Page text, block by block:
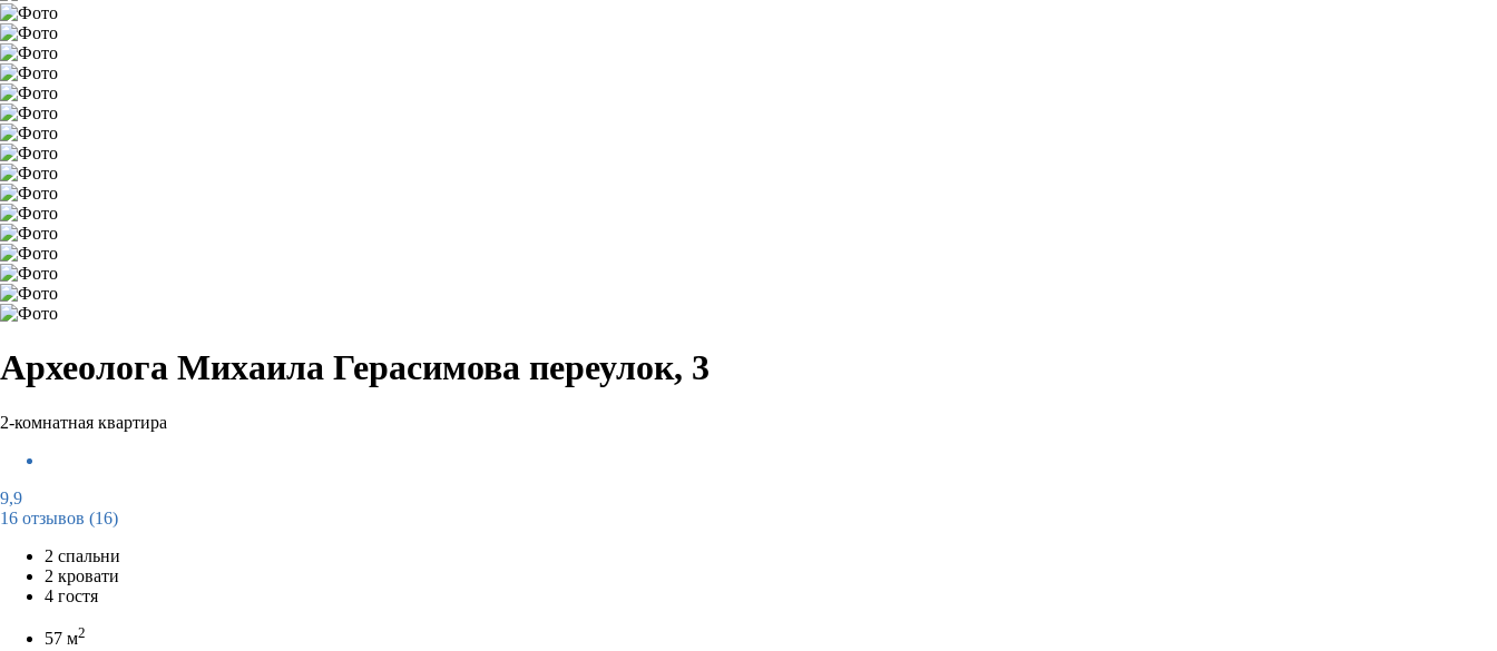
Археолога Михаила Герасимова переулок, 3
2-комнатная квартира
9,9
16 отзывов (16)
2 спальни
2 кровати
4 гостя
57 м2